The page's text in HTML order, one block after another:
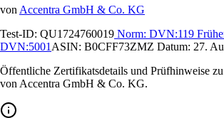
von Accentra GmbH & Co. KG
Test-ID: QU1724760019 Norm: DVN:119
DVN:5001 ASIN: B0CFF73ZMZ Datum: 27.
Öffentliche Zertifikatsdetails und Prüfhinweise
von Accentra GmbH & Co. KG.